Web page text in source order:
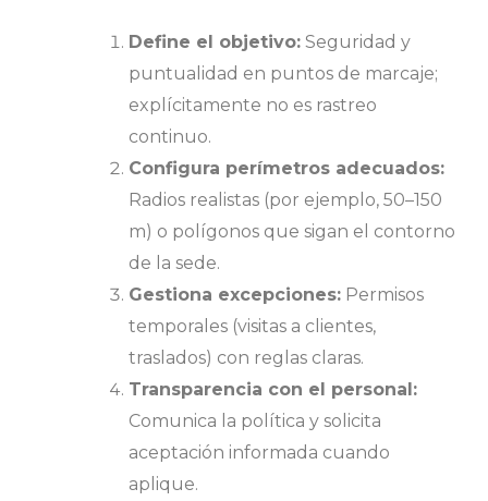
Define el objetivo: Seguridad y
puntualidad en puntos de marcaje;
explícitamente no es rastreo
continuo.
Configura perímetros adecuados:
Radios realistas (por ejemplo, 50–150
m) o polígonos que sigan el contorno
de la sede.
Gestiona excepciones: Permisos
temporales (visitas a clientes,
traslados) con reglas claras.
Transparencia con el personal:
Comunica la política y solicita
aceptación informada cuando
aplique.